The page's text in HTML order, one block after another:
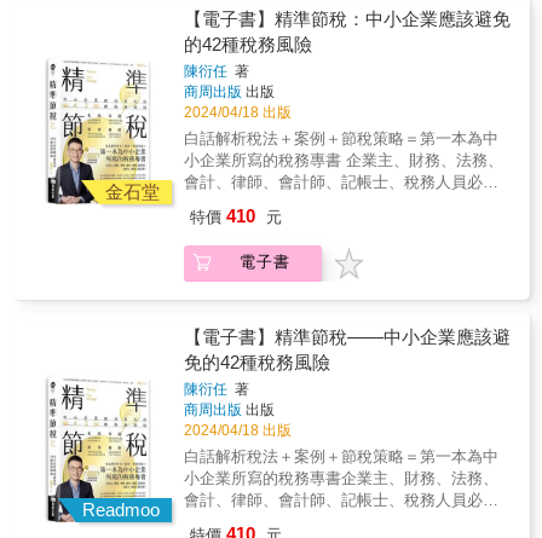
買保險，或是已經擁有保險的人們，都應當看
這本書，以把錢花在刀口上。 & 本書特色 & ★
保險業務員不會告訴你的細節 & 保險公司開保
險公司目的是賺錢，因此設計了許多巧門，來
保障自己的利益。只是保險業務員在拉保險時
不會告訴你這些。例如： 1.買（還本）終身壽
險、投資型保單或類全委保單存在一項風險，
就是提前解約的損失：銀行定期存款解約時，
是，保險若提前解約，多會損失本金。所以，
「投保後提早解約，將可能不利於消費者」。
有些人在需要買房、創業時，可能需要解約一
些保險來應急，偏偏保險業務員會說服您不要
解約，改以保單借款方式來處理，於是您的保
費／利息會愈繳愈多。 2.「終身壽險」是相當
高明的保單，壽險公司以100歲、110歲來規劃
訂定保費。而多數人難免在壯年時，因資金需
求而提前解約；此外，國人的平均壽命是81.3
歲，壽險公司擺明吃定大多數的要保人撐不了
那麼久，由此可知，（投資型）終身壽險是壽
險公司的金雞母，保證獲利不吃虧。 3.別以為
「繳費20年、保障終身」的保費永遠不變。保
險公司不做虧本生意，照樣會調高保費；某繳
無年齡上的差異，20年的總繳保費共347,800
元；此份保單給付項目多，還有101歲祝壽金10
萬元，看起來很吸引人。 & 作者告訴他，此是
終身意外險，疾病死亡或疾病住院醫療非本保
單之保障範圍，而且還得挑假日搭大眾運輸工
具而意外身故，家人才能領得到800萬元的保險
金，否則只好忍耐活到101歲領10萬元祝壽金，
加減算一算，他就改買其他保單了。 姑且以常
識邏輯來分析此份保單：「住院2,000元／日，
每次最高6萬元（※即住院30天&times;2,000元
／日），需要住院174天（＝總繳保費347,800
元&divide;2,000元／日），才能花完總繳保
費，可能嗎？看看自己父母及周遭親朋長輩，
這本書，以把錢花在刀口上。 & 本書特色 & ★
保險業務員不會告訴你的細節 & 保險公司開保
險公司目的是賺錢，因此設計了許多巧門，來
保障自己的利益。只是保險業務員在拉保險時
不會告訴你這些。例如： 1.買（還本）終身壽
險、投資型保單或類全委保單存在一項風險，
就是提前解約的損失：銀行定期存款解約時，
頂多是利息打7折、8折，不會損失本金，但
是，保險若提前解約，多會損失本金。所以，
保險商品的DM中，多有一句小字注意事項：
託？誰最需要信託？信託很貴嗎？書中有詳細
說明。◎凝聚家族資產和人心的方法——家族
辦公室，這絕非豪門才需要的專利 美國洛克
斐勒家族傳承7代，資產越來越龐大，祕訣有3
個： 家族辦公室、家族會議及家族憲法。
這3招不是豪門專利，小康家庭、中小企業家族
都適用。財產怎麼贈，孩子拿了錢不落跑；遺
產怎麼分，老者心安、少者不爭，還能省下萬
遺囑信託。 ◎把財產變免稅的方法——移轉 ․
節省遺產稅最簡單的方法是「買保險」，把小
孩列為受益人，遺產稅幾乎砍半。 （書中列表
試算給你看） 但千萬不能大人付保費，小孩領
滿期金給付。 如果你忽略這些細節，保險就變
贈與，國稅局馬上找上門。․房貸好沉重，卻是
節稅最佳工具，因為繼承有房貸的房子，有機
會免繳稅。 先買好房再過戶給小孩，還是直接
用小孩的名義購屋，這是節稅的重要細節。 萬
一小孩拿到房子之後竟轉賣，父母又該怎麼
星沈殿霞成立遺囑信託，保障未成年的鄭欣宜
到35歲之前的生活品質； 梅豔芳生前將近億元
港幣財產設立信託基金，每月固定支付生活費
託？誰最需要信託？信託很貴嗎？書中有詳細
說明。◎凝聚家族資產和人心的方法——家族
辦公室，這絕非豪門才需要的專利 美國洛克
斐勒家族傳承7代，資產越來越龐大，祕訣有3
個： 家族辦公室、家族會議及家族憲法。
這3招不是豪門專利，小康家庭、中小企業家族
都適用。財產怎麼贈，孩子拿了錢不落跑；遺
產怎麼分，老者心安、少者不爭，還能省下萬
事業所得稅、綜合所得稅、贈與稅及遺產稅
等。同時以規劃性的討論為主要結構，內容對
企業主整體節稅極具參考價值。 & 且針對已修
正或將修訂的所得稅法、股利稅制、未分配盈
餘課稅、遺產及贈與稅法、國際租稅通報、美
國肥咖條款、我國反避稅條款、洗錢防制法、
海外資金回台課稅及印花稅條例等重要法規加
以解說。 &
金石堂
【電子書】精準節稅：中小企業應該避免
的42種稅務風險
陳衍任 著
商周出版 出版
2024/04/18 出版
白話解析稅法＋案例＋節稅策略＝第一本為中
小企業所寫的稅務專書 企業主、財務、法務、
會計、律師、會計師、記帳士、稅務人員必
心法 省錢 掌握省稅的四大關鍵，公式在手當
省則省 跨界 瞭解跨境交易的風險，劃清企業
經營的界線 避險 避免處罰遠離刑責，不犯下
&mdash;&mdash; ◎ 4大單元、14個節稅力、
42個案例故事，幫助中小企業建構必備的稅務
知識體系，解決長久以來心痛不已的稅務痛
點。 ◎ 首創以故事為引，白話談稅法。複雜事
情簡單化，專業知識通俗化＝看得懂，學得
會！ ◎ 附稅務體檢表，幫助企業快速檢視稅務
規劃是否合規。 ◎ 傳達正確的稅務觀念，搭建
稅務管理的法遵意識。 這本書寫給
&mdash;&mdash; ◎ 中小企業主、企業董事、
監察人、經理人等高階主管、財務主管／人
特價 410 元
電子書
Readmoo
【電子書】精準節稅——中小企業應該避
免的42種稅務風險
陳衍任 著
商周出版 出版
2024/04/18 出版
白話解析稅法＋案例＋節稅策略＝第一本為中
小企業所寫的稅務專書企業主、財務、法務、
會計、律師、會計師、記帳士、稅務人員必